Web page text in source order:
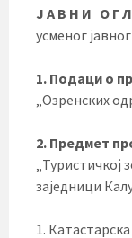
Ј А В Н И О Г
усменог
1. Подаци о
„Озренских
2. Предмет
„Туристичкој
заједници
1.